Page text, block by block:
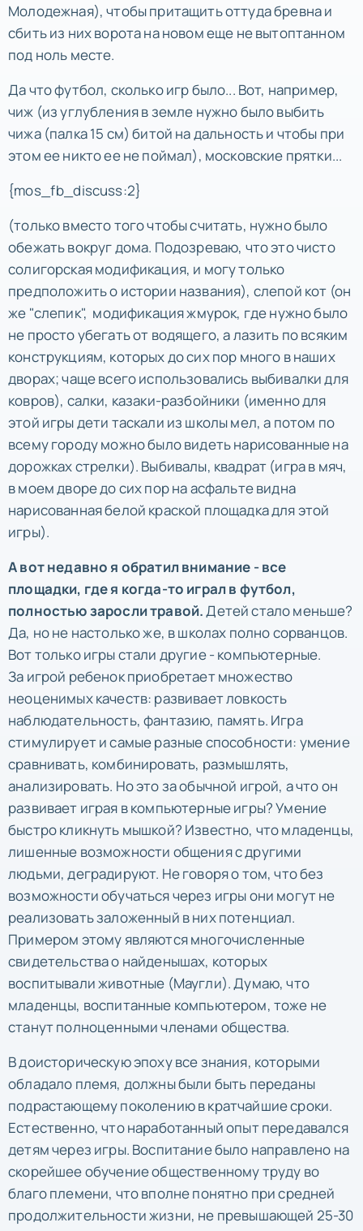
Молодежная), чтобы притащить оттуда бревна и
сбить из них ворота на новом еще не вытоптанном
под ноль месте.
Да что футбол, сколько игр было... Вот, например,
чиж (из углубления в земле нужно было выбить
чижа (палка 15 см) битой на дальность и чтобы при
этом ее никто ее не поймал), московские прятки...
{mos_fb_discuss:2}
(только вместо того чтобы считать, нужно было
обежать вокруг дома. Подозреваю, что это чисто
солигорская модификация, и могу только
предположить о истории названия), слепой кот (он
же "слепик", модификация жмурок, где нужно было
не просто убегать от водящего, а лазить по всяким
конструкциям, которых до сих пор много в наших
дворах; чаще всего использовались выбивалки для
ковров), салки, казаки-разбойники (именно для
этой игры дети таскали из школы мел, а потом по
всему городу можно было видеть нарисованные на
дорожках стрелки). Выбивалы, квадрат (игра в мяч,
в моем дворе до сих пор на асфальте видна
нарисованная белой краской площадка для этой
игры).
А вот недавно я обратил внимание - все
площадки, где я когда-то играл в футбол,
полностью заросли травой.Детей стало меньше?
Да, но не настолько же, в школах полно сорванцов.
Вот только игры стали другие - компьютерные.
За игрой ребенок приобретает множество
неоценимых качеств: развивает ловкость
наблюдательность, фантазию, память. Игра
стимулирует и самые разные способности: умение
сравнивать, комбинировать, размышлять,
анализировать. Но это за обычной игрой, а что он
развивает играя в компьютерные игры? Умение
быстро кликнуть мышкой? Известно, что младенцы,
лишенные возможности общения с другими
людьми, деградируют. Не говоря о том, что без
возможности обучаться через игры они могут не
реализовать заложенный в них потенциал.
Примером этому являются многочисленные
свидетельства о найденышах, которых
воспитывали животные (Маугли). Думаю, что
младенцы, воспитанные компьютером, тоже не
станут полноценными членами общества.
В доисторическую эпоху все знания, которыми
обладало племя, должны были быть переданы
подрастающему поколению в кратчайшие сроки.
Естественно, что наработанный опыт передавался
детям через игры. Воспитание было направлено на
скорейшее обучение общественному труду во
благо племени, что вполне понятно при средней
продолжительности жизни, не превышающей 25-30